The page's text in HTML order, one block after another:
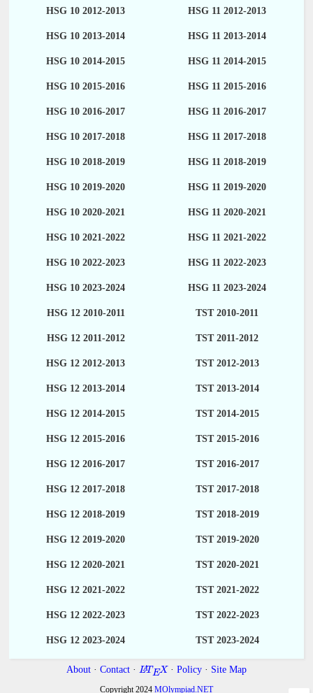
HSG 10 2012-2013 HSG 11 2012-2013
HSG 10 2013-2014 HSG 11 2013-2014
HSG 10 2014-2015 HSG 11 2014-2015
HSG 10 2015-2016 HSG 11 2015-2016
HSG 10 2016-2017 HSG 11 2016-2017
HSG 10 2017-2018 HSG 11 2017-2018
HSG 10 2018-2019 HSG 11 2018-2019
HSG 10 2019-2020 HSG 11 2019-2020
HSG 10 2020-2021 HSG 11 2020-2021
HSG 10 2021-2022 HSG 11 2021-2022
HSG 10 2022-2023 HSG 11 2022-2023
HSG 10 2023-2024 HSG 11 2023-2024
HSG 12 2010-2011 TST 2010-2011
HSG 12 2011-2012 TST 2011-2012
HSG 12 2012-2013 TST 2012-2013
HSG 12 2013-2014 TST 2013-2014
HSG 12 2014-2015 TST 2014-2015
HSG 12 2015-2016 TST 2015-2016
HSG 12 2016-2017 TST 2016-2017
HSG 12 2017-2018 TST 2017-2018
HSG 12 2018-2019 TST 2018-2019
HSG 12 2019-2020 TST 2019-2020
HSG 12 2020-2021 TST 2020-2021
HSG 12 2021-2022 TST 2021-2022
HSG 12 2022-2023 TST 2022-2023
HSG 12 2023-2024 TST 2023-2024
About· Contact· LATEX·Policy · Site Map
Copyright 2024 MOlympiad.NET